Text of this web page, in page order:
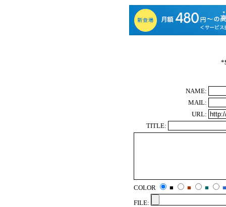
*
NAME:
MAIL:
URL:
TITLE:
COLOR ■ ■ ■
■
FILE: